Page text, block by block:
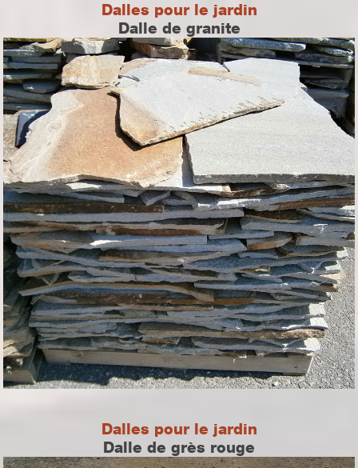
Dalles pour le jardin
Dalle de granite
Dalles pour le jardin
Dalle de grès rouge